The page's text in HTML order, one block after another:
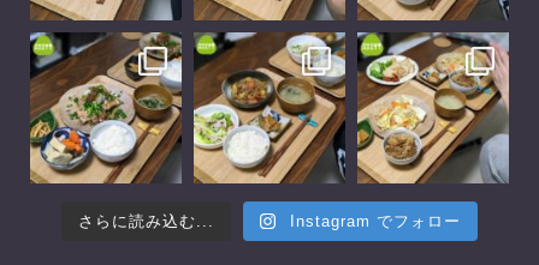
さらに読み込む... Instagram でフォロー